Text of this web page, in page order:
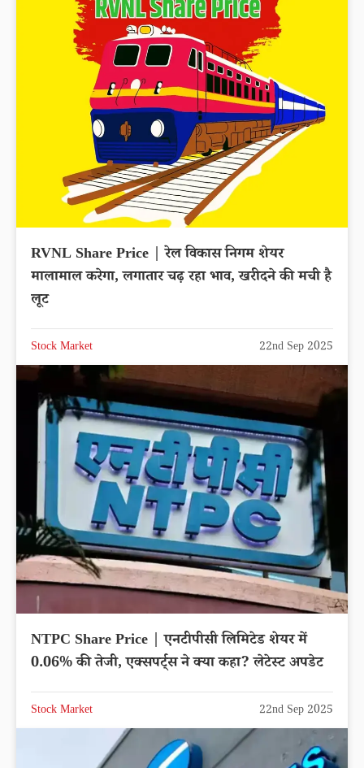
RVNL Share Price | रेल विकास निगम शेयर
मालामाल करेगा, लगातार चढ़ रहा भाव, खरीदने की मची है
लूट
Stock Market 22nd Sep 2025
NTPC Share Price | एनटीपीसी लिमिटेड शेयर में
0.06% की तेजी, एक्सपर्ट्स ने क्या कहा? लेटेस्ट अपडेट
Stock Market 22nd Sep 2025